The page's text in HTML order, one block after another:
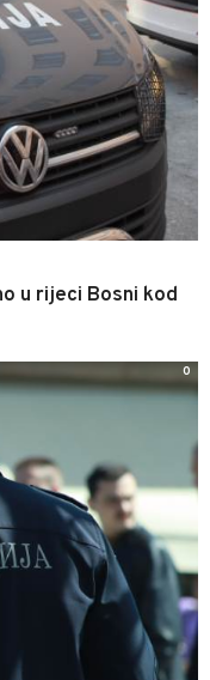
u rijeci Bosni kod
0